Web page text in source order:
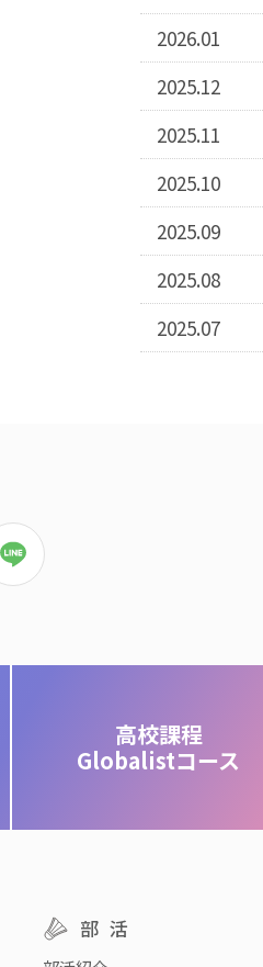
2026.01
2025.12
2025.11
2025.10
2025.09
2025.08
2025.07
高校課程
Globalistコース
部活